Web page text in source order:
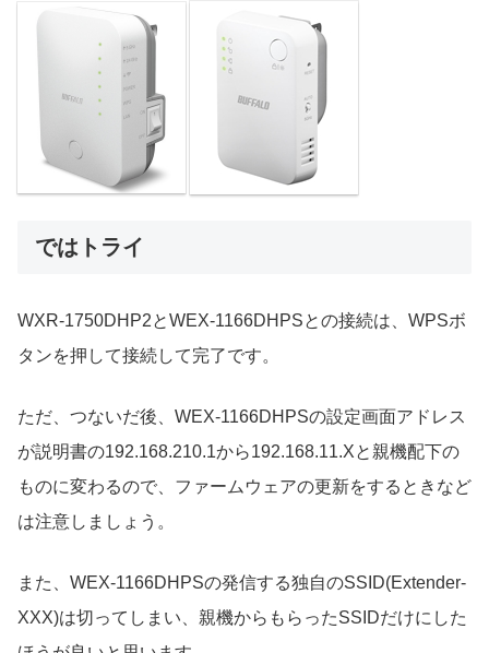
ではトライ
WXR-1750DHP2とWEX-1166DHPSとの接続は、WPSボ
タンを押して接続して完了です。
ただ、つないだ後、WEX-1166DHPSの設定画面アドレス
が説明書の192.168.210.1から192.168.11.Xと親機配下の
ものに変わるので、ファームウェアの更新をするときなど
は注意しましょう。
また、WEX-1166DHPSの発信する独自のSSID(Extender-
XXX)は切ってしまい、親機からもらったSSIDだけにした